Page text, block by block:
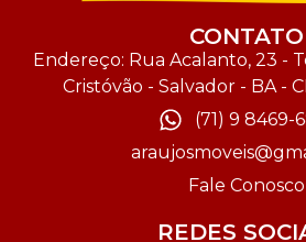
CONTATO
Endereço: Rua Acalanto, 23 -
Cristóvão - Salvador - BA -
(71) 9 8469-
Fale Conosco
REDES